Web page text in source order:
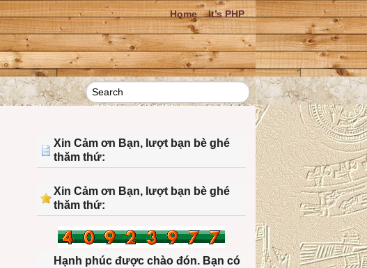
Home It’s PHP
Xin Cảm ơn Bạn, lượt bạn bè ghé
thăm thứ:
Xin Cảm ơn Bạn, lượt bạn bè ghé
thăm thứ:
Hạnh phúc được chào đón. Bạn có